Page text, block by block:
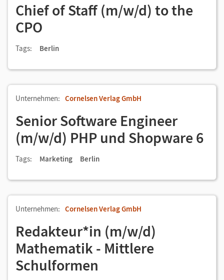
Chief of Staff (m/w/d) to the
CPO
Tags: Berlin
Unternehmen: Cornelsen Verlag GmbH
Senior Software Engineer
(m/w/d) PHP und Shopware 6
Tags: Marketing Berlin
Unternehmen: Cornelsen Verlag GmbH
Redakteur*in (m/w/d)
Mathematik - Mittlere
Schulformen